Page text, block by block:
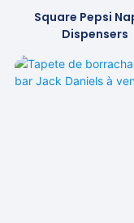
Square Pepsi
Dispensers